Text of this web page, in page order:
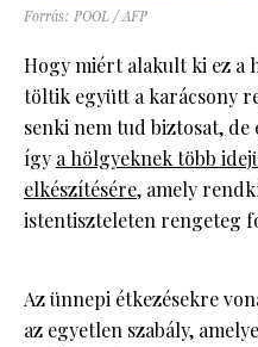
Forrás: POOL / AFP
Hogy miért alakult ki ez a
töltik együtt a karácsony
senki nem tud biztosat,
így a hölgyeknek több
elkészítésére, amely
istentiszteleten rengeteg
Az ünnepi étkezésekre
az egyetlen szabály,